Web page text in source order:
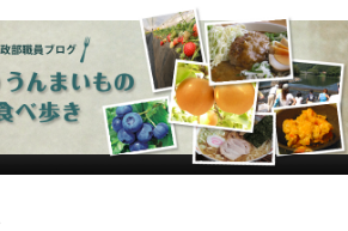
ログ「栃木のうんまい
」
移動
動